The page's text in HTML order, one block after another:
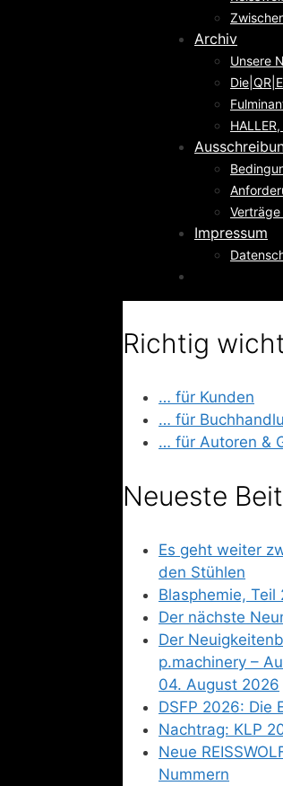
Archiv
Unsere
Impressum
Richtig
… für Kunden
… für
… für Autoren &
Neueste
Es geht weiter
den Stühlen
Blasphemie, Teil
Der nächste
Der
p.machinery –
04. August 2026
DSFP 2026: Die
Nachtrag: KLP
Neue
Nummern